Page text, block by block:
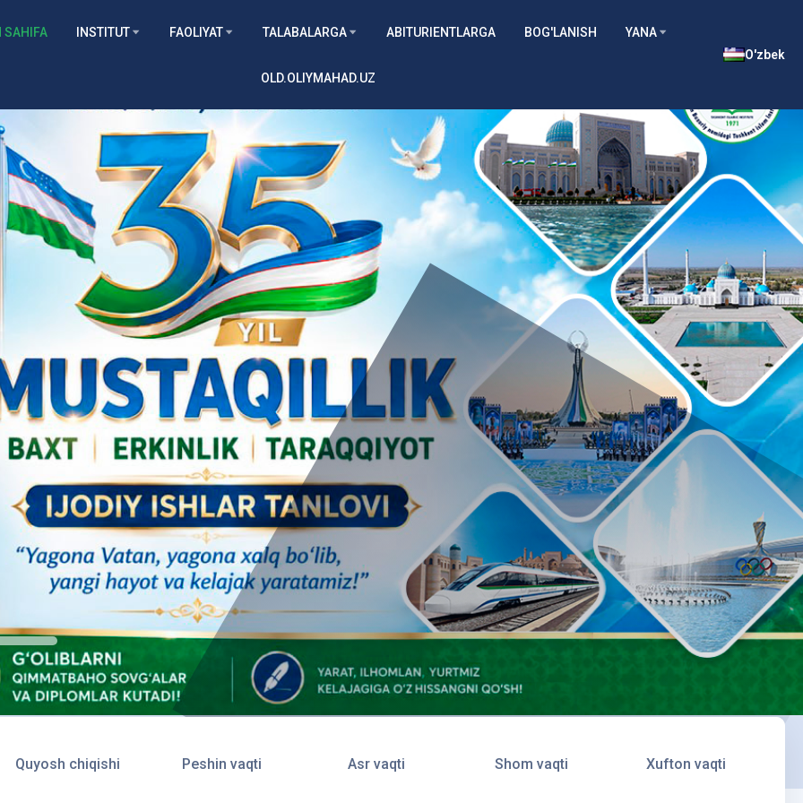
SAHIFA INSTITUT FAOLIYAT TALABALARGA ABITURIENTLARGA BOG'LANISH YANA
OLD.OLIYMAHAD.UZ
O'zbek
Quyosh chiqishi Peshin vaqti Asr vaqti Shom vaqti Xufton vaqti